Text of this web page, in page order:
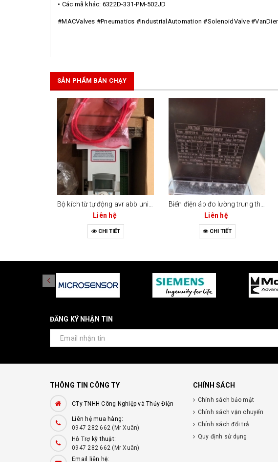
• Các mã khác: 6322D-331-PM-502JD
#MACValves #Pneumatics #IndustrialAutomation #SolenoidValve
SẢN PHẨM BÁN CHẠY
Liên hệ
CHI TIẾT
Liên hệ
CHI TIẾT
ĐĂNG KÝ NHẬN TIN
THÔNG TIN CÔNG TY
CTy TNHH Công Nghiệp và Thủy Điện
Liên hệ mua hàng:
0947 282 662 (Mr Xuân)
Hỗ Trợ kỹ thuật:
0947 282 662 (Mr Xuân)
Email liên hệ:
CHÍNH SÁCH
Chính sách bảo mật
Chính sách vận chuyển
Chính sách đổi trả
Quy định sử dụng